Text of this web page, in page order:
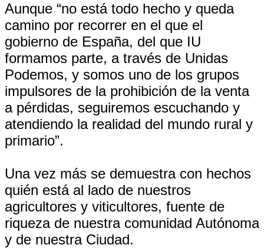
Aunque “no está todo hecho y queda
camino por recorrer en el que el
gobierno de España, del que IU
formamos parte, a través de Unidas
Podemos, y somos uno de los grupos
impulsores de la prohibición de la venta
a pérdidas, seguiremos escuchando y
atendiendo la realidad del mundo rural y
primario”.
Una vez más se demuestra con hechos
quién está al lado de nuestros
agricultores y viticultores, fuente de
riqueza de nuestra comunidad Autónoma
y de nuestra Ciudad.